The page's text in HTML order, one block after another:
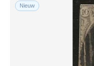
Nieuw